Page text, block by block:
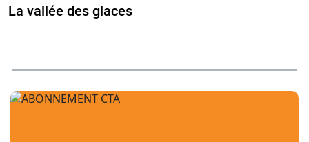
La vallée des glaces